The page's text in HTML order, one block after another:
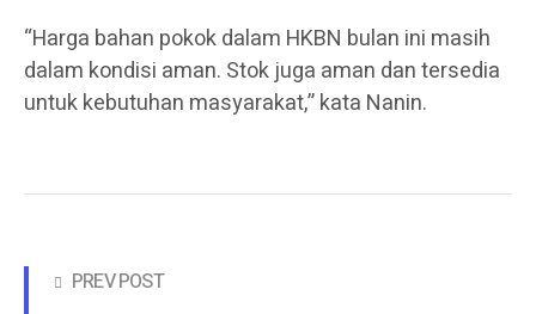
“Harga bahan pokok dalam HKBN bulan ini masih
dalam kondisi aman. Stok juga aman dan tersedia
untuk kebutuhan masyarakat,” kata Nanin.
PREV POST